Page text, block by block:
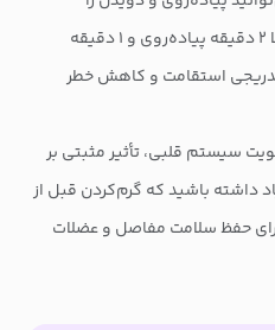
به‌صورت متناوب انجام دهید (مثلا ۲ دقیقه پیاده‌روی و ۱ دقیقه
استقامت و کاهش خطر
سیستم قلبی، تأثیر مثبتی بر
داشته باشید که گرم‌کردن قبل از
حفظ سلامت مفاصل و عضلات